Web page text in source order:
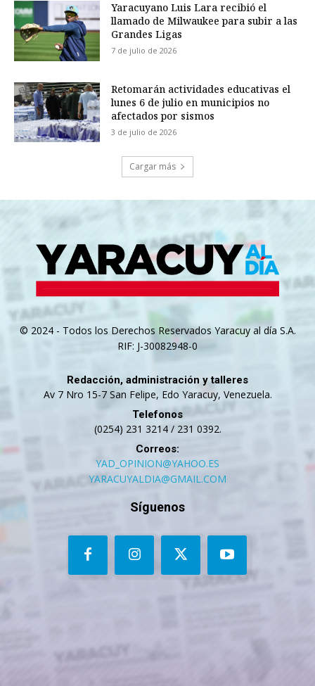
Yaracuyano Luis Lara recibió el
llamado de Milwaukee para subir a las
Grandes Ligas
7 de julio de 2026
Retomarán actividades educativas el
lunes 6 de julio en municipios no
afectados por sismos
3 de julio de 2026
Cargar más
© 2024 - Todos los Derechos Reservados Yaracuy al día S.A.
RIF: J-30082948-0
Redacción, administración y talleres
Av 7 Nro 15-7 San Felipe, Edo Yaracuy, Venezuela.
Telefonos
(0254) 231 3214 / 231 0392.
Correos:
YAD_OPINION@YAHOO.ES
YARACUYALDIA@GMAIL.COM
Síguenos